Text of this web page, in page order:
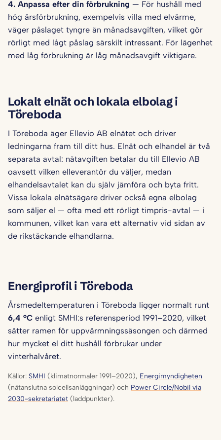
4. Anpassa efter din förbrukning — För hushåll med
hög årsförbrukning, exempelvis villa med elvärme,
väger påslaget tyngre än månadsavgiften, vilket gör
rörligt med lågt påslag särskilt intressant. För lägenhet
med låg förbrukning är låg månadsavgift viktigare.
Lokalt elnät och lokala elbolag i
Töreboda
I Töreboda äger Ellevio AB elnätet och driver
ledningarna fram till ditt hus. Elnät och elhandel är två
separata avtal: nätavgiften betalar du till Ellevio AB
oavsett vilken elleverantör du väljer, medan
elhandelsavtalet kan du själv jämföra och byta fritt.
Vissa lokala elnätsägare driver också egna elbolag
som säljer el — ofta med ett rörligt timpris-avtal — i
kommunen, vilket kan vara ett alternativ vid sidan av
de rikstäckande elhandlarna.
Energiprofil i Töreboda
Årsmedeltemperaturen i Töreboda ligger normalt runt
6,4 °C enligt SMHI:s referensperiod 1991–2020, vilket
sätter ramen för uppvärmningssäsongen och därmed
hur mycket el ditt hushåll förbrukar under
vinterhalvåret.
Källor: SMHI (klimatnormaler 1991–2020), Energimyndigheten
(nätanslutna solcellsanläggningar) och Power Circle/Nobil via
2030-sekretariatet (laddpunkter).